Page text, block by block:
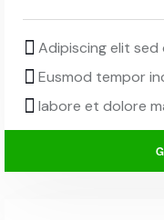
Adipiscing elit sed
Eusmod tempor
labore et dolore